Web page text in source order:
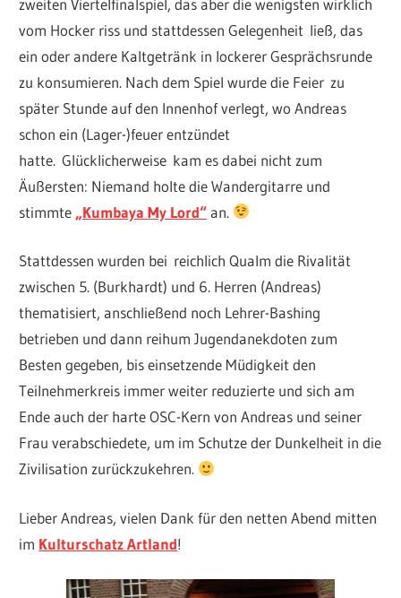
vom Hocker riss und stattdessen Gelegenheit ließ, das
ein oder andere Kaltgetränk in lockerer Gesprächsrunde
zu konsumieren. Nach dem Spiel wurde die Feier zu
später Stunde auf den Innenhof verlegt, wo Andreas
schon ein (Lager-)feuer entzündet
hatte. Glücklicherweise kam es dabei nicht zum
Äußersten: Niemand holte die Wandergitarre und
stimmte „Kumbaya My Lord“an.
Stattdessen wurden bei reichlich Qualm die Rivalität
zwischen 5. (Burkhardt) und 6. Herren (Andreas)
thematisiert, anschließend noch Lehrer-Bashing
betrieben und dann reihum Jugendanekdoten zum
Besten gegeben, bis einsetzende Müdigkeit den
Teilnehmerkreis immer weiter reduzierte und sich am
Ende auch der harte OSC-Kern von Andreas und seiner
Frau verabschiedete, um im Schutze der Dunkelheit in die
Zivilisation zurückzukehren.
Lieber Andreas, vielen Dank für den netten Abend mitten
im Kulturschatz Artland!